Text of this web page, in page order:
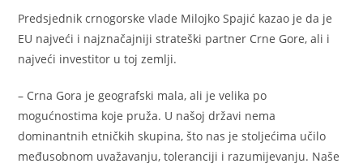
Predsjednik crnogorske vlade Milojko Spajić kazao je da je
EU najveći i najznačajniji strateški partner Crne Gore, ali i
najveći investitor u toj zemlji.
– Crna Gora je geografski mala, ali je velika po
mogućnostima koje pruža. U našoj državi nema
dominantnih etničkih skupina, što nas je stoljećima učilo
međusobnom uvažavanju, toleranciji i razumijevanju. Naše